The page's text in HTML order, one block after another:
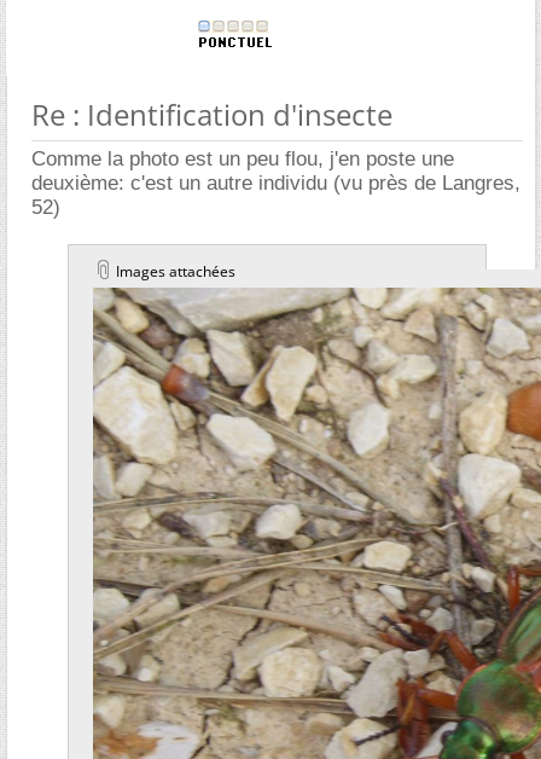
Re : Identification d'insecte
Comme la photo est un peu flou, j'en poste une
deuxième: c'est un autre individu (vu près de Langres,
52)
Images attachées